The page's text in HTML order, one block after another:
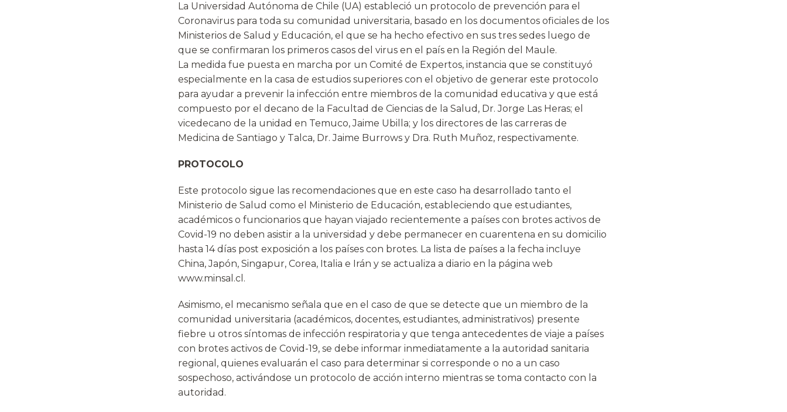
La Universidad Autónoma de Chile (UA) estableció un protocolo de prevención para el
Coronavirus para toda su comunidad universitaria, basado en los documentos oficiales de los
Ministerios de Salud y Educación, el que se ha hecho efectivo en sus tres sedes luego de
que se confirmaran los primeros casos del virus en el país en la Región del Maule.
La medida fue puesta en marcha por un Comité de Expertos, instancia que se constituyó
especialmente en la casa de estudios superiores con el objetivo de generar este protocolo
para ayudar a prevenir la infección entre miembros de la comunidad educativa y que está
compuesto por el decano de la Facultad de Ciencias de la Salud, Dr. Jorge Las Heras; el
vicedecano de la unidad en Temuco, Jaime Ubilla; y los directores de las carreras de
Medicina de Santiago y Talca, Dr. Jaime Burrows y Dra. Ruth Muñoz, respectivamente.
PROTOCOLO
Este protocolo sigue las recomendaciones que en este caso ha desarrollado tanto el
Ministerio de Salud como el Ministerio de Educación, estableciendo que estudiantes,
académicos o funcionarios que hayan viajado recientemente a países con brotes activos de
Covid-19 no deben asistir a la universidad y debe permanecer en cuarentena en su domicilio
hasta 14 días post exposición a los países con brotes. La lista de países a la fecha incluye
China, Japón, Singapur, Corea, Italia e Irán y se actualiza a diario en la página web
www.minsal.cl.
Asimismo, el mecanismo señala que en el caso de que se detecte que un miembro de la
comunidad universitaria (académicos, docentes, estudiantes, administrativos) presente
fiebre u otros síntomas de infección respiratoria y que tenga antecedentes de viaje a países
con brotes activos de Covid-19, se debe informar inmediatamente a la autoridad sanitaria
regional, quienes evaluarán el caso para determinar si corresponde o no a un caso
sospechoso, activándose un protocolo de acción interno mientras se toma contacto con la
autoridad.